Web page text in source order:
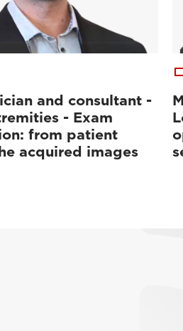
and consultant -
- Exam
from patient
acquired images